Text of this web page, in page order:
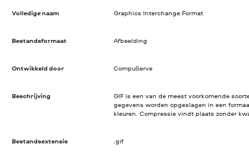
Volledige naam Graphics Interchange Format
Bestandsformaat Afbeelding
Ontwikkeld door CompuServe
Beschrijving
GIF is een van de meest voorkomende
gegevens worden opgeslagen in een
kleuren. Compressie vindt plaats zonder
Bestandsextensie .gif